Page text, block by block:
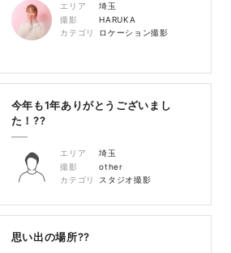
エリア
埼玉
撮影
HARUKA
カテゴリ
ロケーション撮影
今年も1年ありがとうございまし
た！??
エリア
埼玉
撮影
other
カテゴリ
スタジオ撮影
思い出の場所??